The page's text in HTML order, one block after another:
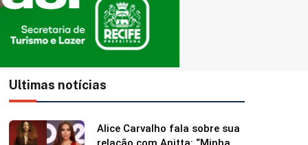
Ultimas notícias
Britânica de 97 anos quebra